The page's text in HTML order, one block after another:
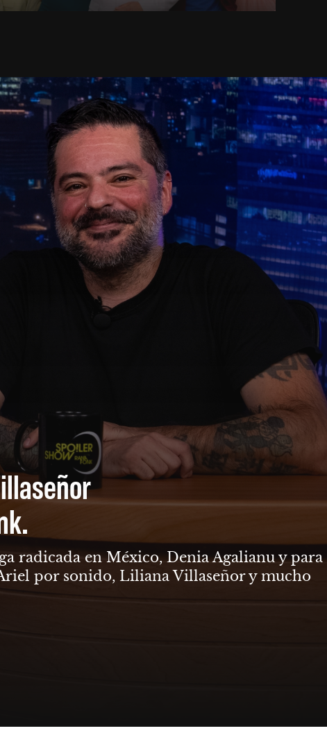
radicada en México, Denia Agalianu y para
por sonido, Liliana Villaseñor y mucho